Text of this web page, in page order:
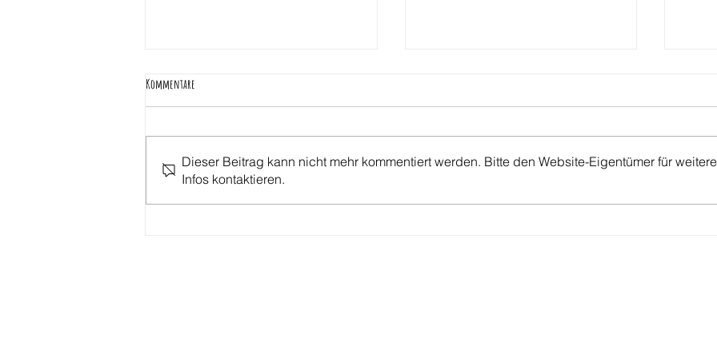
ferienbetreuung am zugweg verabschiedung der "viertis" ein
Kommentare
Dieser Beitrag kann nicht mehr kommentiert werden. Bitte den Website-Eigentümer für weitere
Infos kontaktieren.